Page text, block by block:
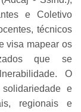
e Coletivo
técnicos
visa mapear os
que se
O
e
regionais e